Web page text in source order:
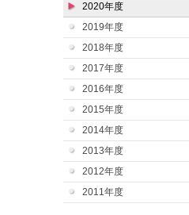
2020年度
2019年度
2018年度
2017年度
2016年度
2015年度
2014年度
2013年度
2012年度
2011年度